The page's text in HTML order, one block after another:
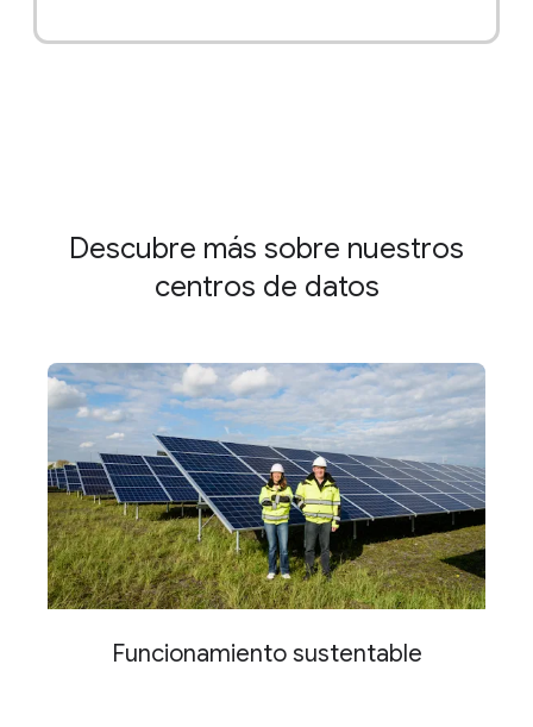
Descubre más sobre nuestros
centros de datos
Funcionamiento sustentable